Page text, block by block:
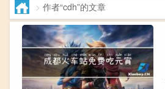
> 作者“cdh”的文章